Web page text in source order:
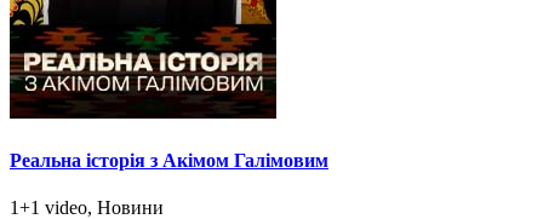
Реальна історія з Акімом Галімовим
1+1 video, Новини